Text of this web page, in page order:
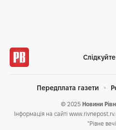
© 2025 Новини
Інформація на сайті
"Рівне
Передплата газети